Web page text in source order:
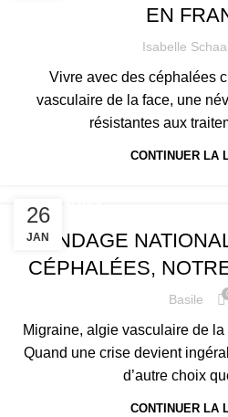
EN
Isabelle Schaal
Vivre avec des céphalées
vasculaire de la face, une
résistantes aux
CONTINUER LA
26
JAN
SONDAGE
CÉPHALÉES,
Basile
Migraine, algie vasculaire de
Quand une crise devient
d’autre choix
CONTINUER LA